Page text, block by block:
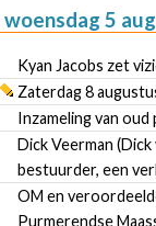
woensdag 5
Kyan Jacobs zet
Zaterdag 8
Inzameling van
Dick Veerman
bestuurder, een
OM en
Purmerendse